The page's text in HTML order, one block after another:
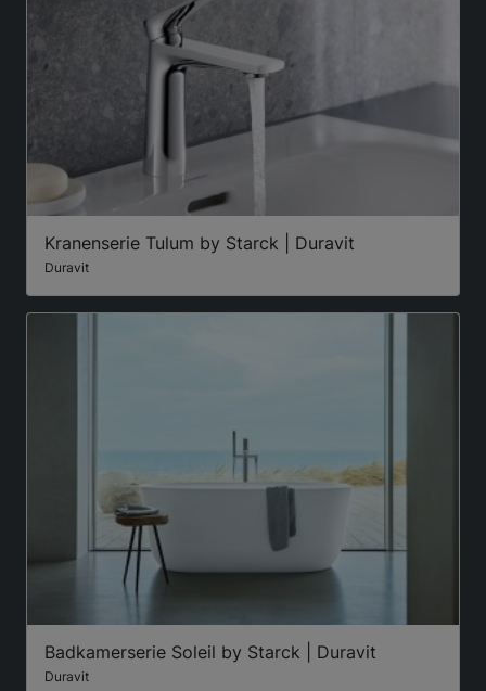
Kranenserie Tulum by Starck | Duravit
Duravit
Badkamerserie Soleil by Starck | Duravit
Duravit